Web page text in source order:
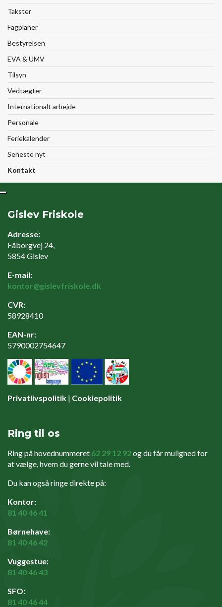
Takster
Fagplaner
Bestyrelsen
EVA & UMV
Tilsyn
Vedtægter
Internationalt arbejde
Personale
Feriekalender
Seneste nyt
Kontakt
Gislev Friskole
Adresse:
Fåborgvej 24,
5854 Gislev
E-mail:
kontor@gislevfriskole.dk
CVR:
58928410
EAN-nr:
5790002754647
Privatlivspolitik | Cookiepolitik
Ring til os
Ring på hovednummeret 62 29 12 92og du får mulighed for
at vælge, hvem du gerne vil tale med.
Du kan også ringe direkte på:
Kontor:
81 40 46 41
Børnehave:
81 40 46 42
Vuggestue:
81 40 46 43
SFO:
81 40 46 44